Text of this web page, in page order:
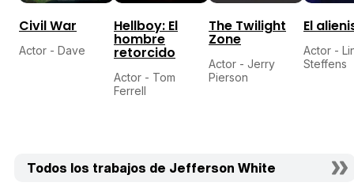
Civil War
Actor - Dave
Hellboy: El
hombre
retorcido
Actor - Tom
Ferrell
The Twilight
Zone
Actor - Jerry
Pierson
El
Actor -
Steffens
Todos los trabajos de Jefferson White